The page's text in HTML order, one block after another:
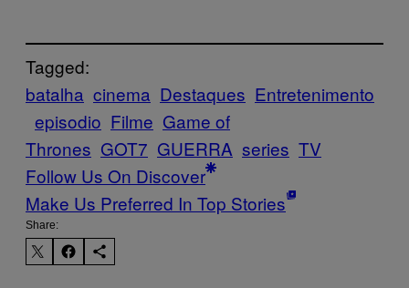
Tagged:
batalha cinema Destaques Entretenimento
episodio Filme Game of
Thrones GOT7 GUERRA series TV
Follow Us On Discover
Make Us Preferred In Top Stories
Share: